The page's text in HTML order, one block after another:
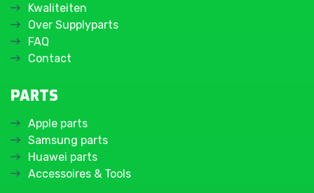
Kwaliteiten
Over Supplyparts
FAQ
Contact
PARTS
Apple parts
Samsung parts
Huawei parts
Accessoires & Tools